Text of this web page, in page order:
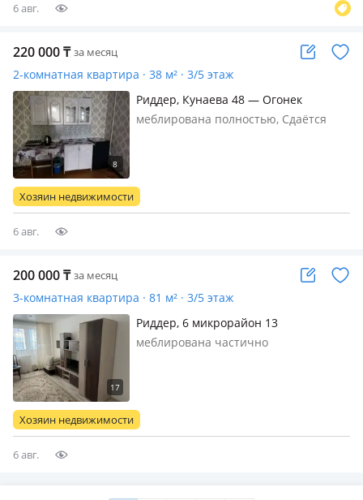
6 авг.
220 000₸ за месяц
2-комнатная квартира · 38 м² · 3/5 этаж
Риддер, Кунаева 48 — Огонек
меблирована полностью, Сдаётся
неделю включены для жизни есть
полностью всё необходимое рядом
Хозяин недвижимости
6 авг.
200 000₸ за месяц
3-комнатная квартира · 81 м² · 3/5 этаж
Риддер, 6 микрорайон 13
меблирована частично
Хозяин недвижимости
6 авг.